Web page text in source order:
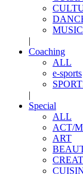
MUSIC
|
Coaching
ALL
e-sports
|
Special
ALL
ACT/
ART